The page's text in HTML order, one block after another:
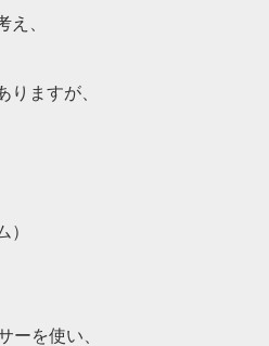
え、
りますが、
）
ーを使い、